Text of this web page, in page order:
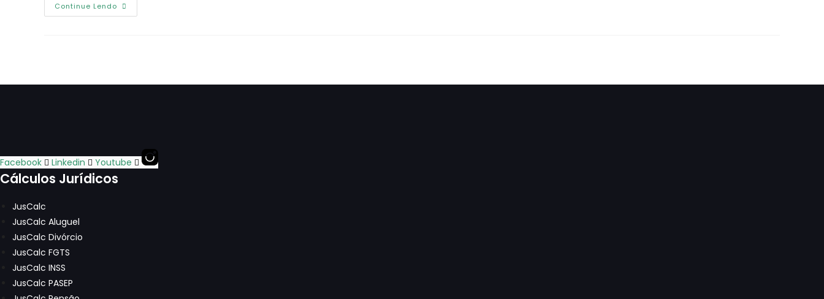
Continue Lendo Ação
RMC:
Facebook Linkedin Youtube
Cálculos Jurídicos
JusCalc
JusCalc Aluguel
JusCalc Divórcio
JusCalc FGTS
JusCalc INSS
JusCalc PASEP